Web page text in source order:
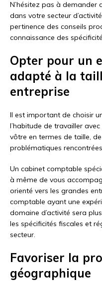
N’hésitez pas à demander
dans votre secteur
pertinence des conseils
connaissance des
Opter pour un
adapté à la
entreprise
Il est important de choisir
l’habitude de travailler
vôtre en termes de taille,
problématiques
Un cabinet comptable
à même de vous
orienté vers les grandes
comptable ayant une
domaine d’activité sera
les spécificités fiscales et
secteur.
Favoriser la
géographique